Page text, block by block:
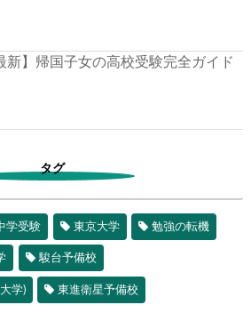
新】帰国子女の高校受験完全ガイド
タグ
学受験 東京大学 勉強の転機
駿台予備校
学) 東進衛星予備校